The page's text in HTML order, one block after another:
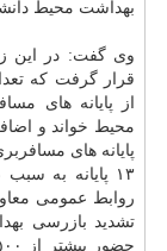
بهداشت محیط
از پایانه های
پایانه های
۱۳ پایانه به
روابط عمومی